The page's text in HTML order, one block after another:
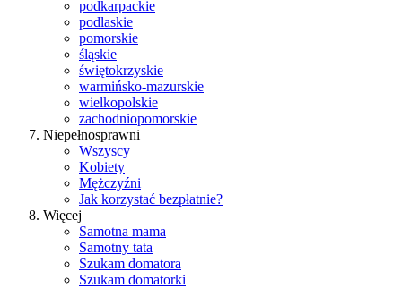
podkarpackie
podlaskie
pomorskie
śląskie
świętokrzyskie
warmińsko-mazurskie
wielkopolskie
zachodniopomorskie
Niepełnosprawni
Wszyscy
Kobiety
Mężczyźni
Jak korzystać bezpłatnie?
Więcej
Samotna mama
Samotny tata
Szukam domatora
Szukam domatorki